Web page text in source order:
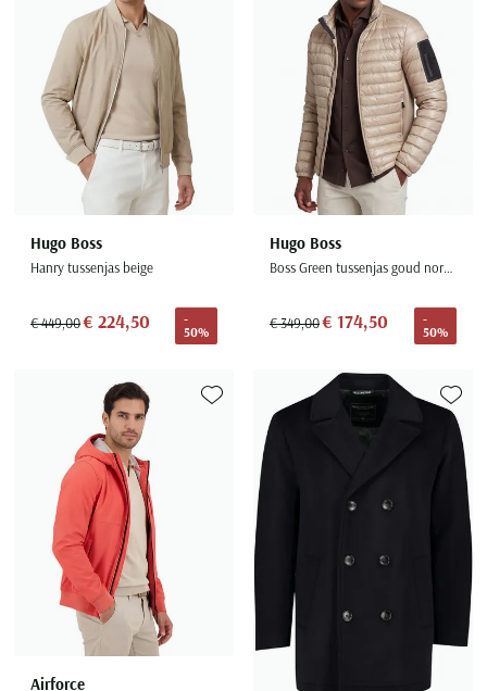
Seidensticker
Slater
State of Art
Superdry
Tenson
Thomas Maine
Tommy Hilfiger
Tramarossa
Vanguard
Wellington of Billmore
William Lockie
Xacus
Alle merken
Hugo Boss
Hanry tussenjas beige
€ 449,00€ 224,50
-
50%
Hugo Boss
Boss Green tussenjas goud normale fit Techno
€ 349,00€ 174,50
-
50%
Airforce
Toevoegen aan favorieten